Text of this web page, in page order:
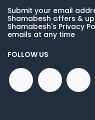
Submit your email
Shamabesh offers &
Shamabesh's Privacy
emails at any time
FOLLOW US